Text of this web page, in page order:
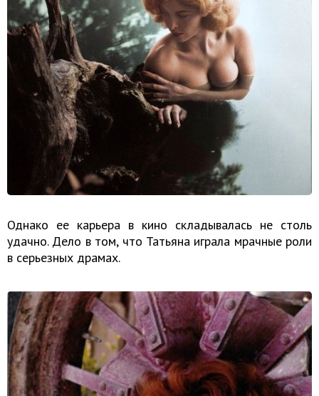
Однако ее карьера в кино складывалась не столь
удачно. Дело в том, что Татьяна играла мрачные роли
в серьезных драмах.